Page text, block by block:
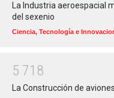
La Industria aeroespacial
del sexenio
Ciencia, Tecnología e
5 71 8
La Construcción de